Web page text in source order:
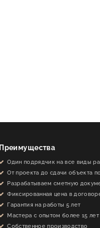
Преимущества
Один подрядчик на все виды
От проекта до сдачи объекта
Разрабатываем сметную
Фиксированная цена в
Гарантия на работы 5 лет
Мастера с опытом более 15 лет
Собственное производство